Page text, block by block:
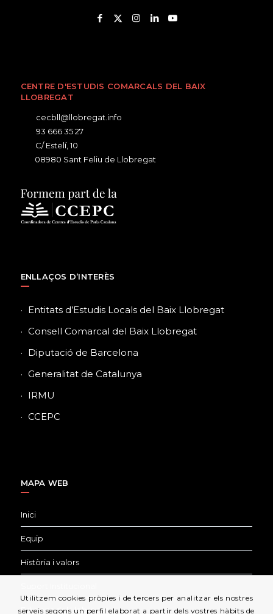
CENTRE D'ESTUDIS COMARCALS DEL BAIX
LLOBREGAT
cecbll@llobregat.info
93 666 35 27
C/ Estelí, 10
08980 Sant Feliu de Llobregat
ENLLAÇOS D’INTERÈS
Entitats d’Estudis Locals del Baix Llobregat
Consell Comarcal del Baix Llobregat
Diputació de Barcelona
Generalitat de Catalunya
IRMU
CCEPC
MAPA WEB
Inici
Equip
Història i valors
Edicions del Llobregat
Utilitzem cookies pròpies i de tercers per analitzar els nostres
serveis segons un perfil elaborat a partir dels vostres hàbits de